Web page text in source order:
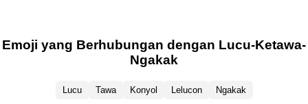
Emoji yang Berhubungan dengan Lucu-Ketawa-
Ngakak
Lucu Tawa Konyol Lelucon Ngakak